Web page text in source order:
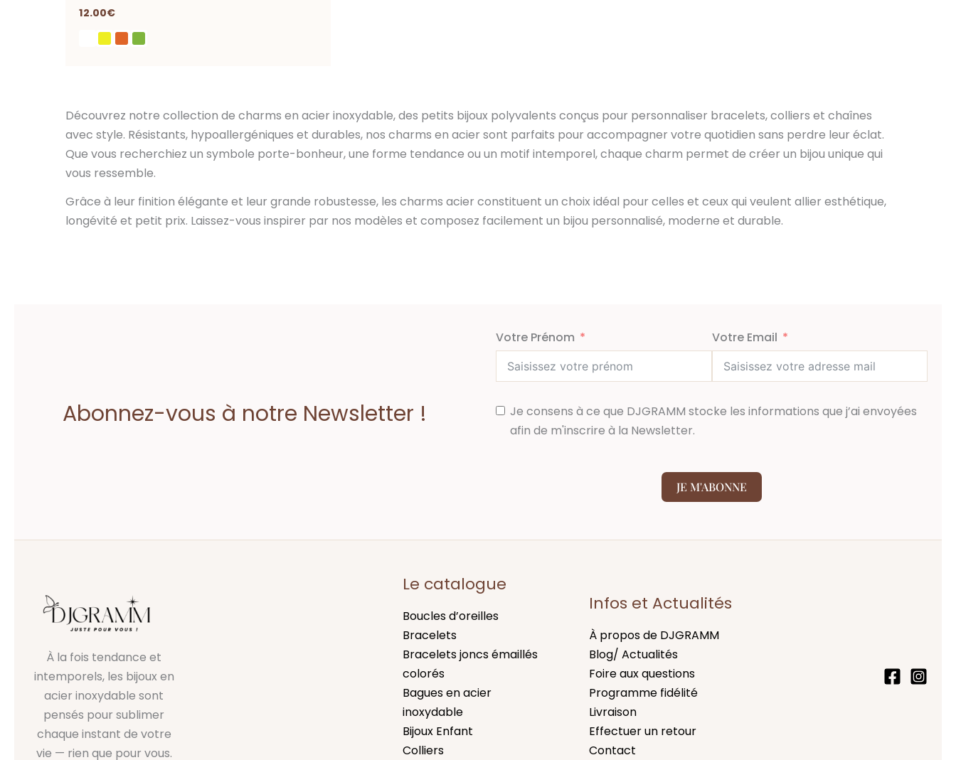
12.00€
Découvrez notre collection de charms en acier inoxydable, des petits bijoux polyvalents conçus pour personnaliser bracelets, colliers et chaînes
avec style. Résistants, hypoallergéniques et durables, nos charms en acier sont parfaits pour accompagner votre quotidien sans perdre leur éclat.
Que vous recherchiez un symbole porte-bonheur, une forme tendance ou un motif intemporel, chaque charm permet de créer un bijou unique qui
vous ressemble.
Grâce à leur finition élégante et leur grande robustesse, les charms acier constituent un choix idéal pour celles et ceux qui veulent allier esthétique,
longévité et petit prix. Laissez-vous inspirer par nos modèles et composez facilement un bijou personnalisé, moderne et durable.
Abonnez-vous à notre Newsletter !
Votre Prénom Votre Email
Je consens à ce que DJGRAMM stocke les informations que j’ai envoyées
afin de m'inscrire à la Newsletter.
JE M'ABONNE
À la fois tendance et
intemporels, les bijoux en
acier inoxydable sont
pensés pour sublimer
chaque instant de votre
vie — rien que pour vous.
Le catalogue
Boucles d’oreilles
Bracelets
Bracelets joncs émaillés
colorés
Bagues en acier
inoxydable
Bijoux Enfant
Colliers
Infos et Actualités
À propos de DJGRAMM
Blog/ Actualités
Foire aux questions
Programme fidélité
Livraison
Effectuer un retour
Contact